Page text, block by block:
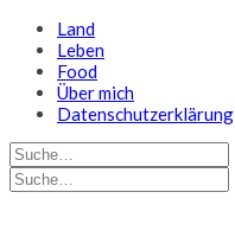
Land
Leben
Food
Über mich
Datenschutzerklärung